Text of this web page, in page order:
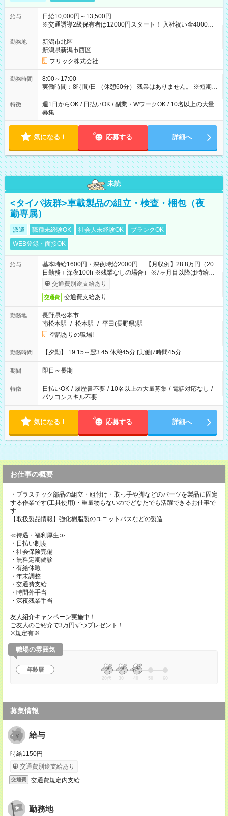
給与
日給10,000円～13,500円
※交通誘導2級保有者は12000円スタート！ 入社祝い金4000円
【試用期間】試用期間なし
勤務地
新潟市北区
新潟県新潟市西区
フリック株式会社
勤務時間
8:00～17:00
実働時間：8時間/日 （休憩60分） 残業はありません。 ※短期の
募集は行っておりません。予めご了承くださいませ。
特徴
週1日からOK / 日払いOK / 副業・WワークOK / 10名以上の大量
募集
気になる！ 応募する 詳細へ
未読
<タイパ抜群>車載製品の組立・検査・梱包（夜
勤専属）
派遣 職種未経験OK 社会人未経験OK
ブランクOK
WEB登録・面接OK
給与
基本時給1600円・深夜時給2000円 【月収例】28.8万円（20
日勤務＋深夜100h ※残業なしの場合） ※7ヶ月目以降は時給
1230円・深夜時給1538円となります。
交通費別途支給あり
交通費 交通費支給あり
勤務地
長野県松本市
南松本駅 / 松本駅 / 平田(長野県)駅
空調ありの職場!
勤務時間 【夕勤】 19:15～翌3:45 休憩45分 [実働]7時間45分
期間 即日～長期
特徴 日払いOK / 履歴書不要 / 10名以上の大量募集 / 電話対応なし /
パソコンスキル不要
気になる！ 応募する 詳細へ
お仕事の概要
・プラスチック部品の組立・組付け・取っ手や脚などのパーツを製品に固定
する作業です(工具使用)・重量物もないのでどなたでも活躍できるお仕事で
す
【取扱製品情報】強化樹脂製のユニットバスなどの製造
≪待遇・福利厚生≫
・日払い制度
・社会保険完備
・無料定期健診
・有給休暇
・年末調整
・交通費支給
・時間外手当
・深夜残業手当
友人紹介キャンペーン実施中！
ご友人のご紹介で3万円ずつプレゼント！
※規定有※
職場の雰囲気
年齢層
20代 30 40 50 60
募集情報
給与
時給1150円
交通費別途支給あり
交通費 交通費規定内支給
勤務地